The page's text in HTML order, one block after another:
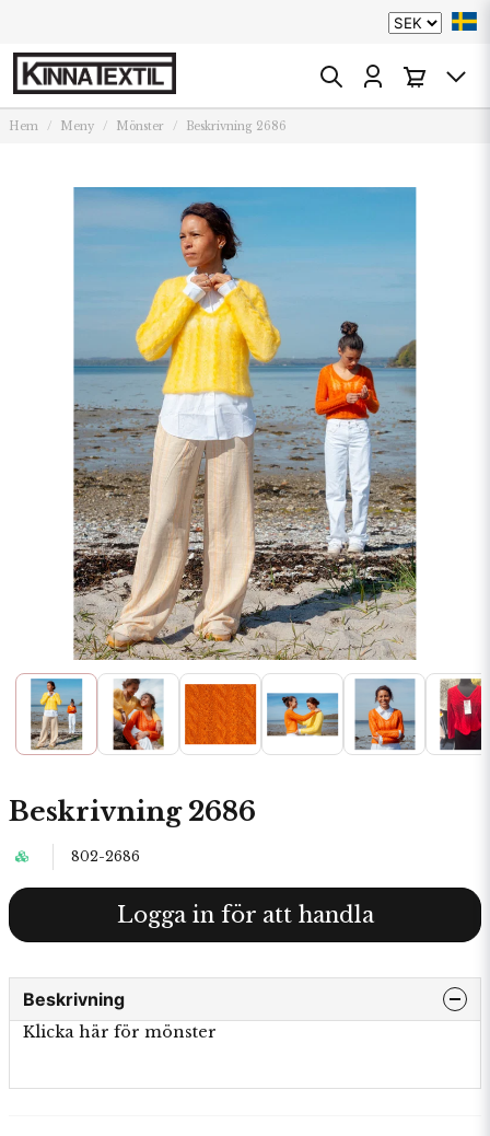
Hem Meny Mönster Beskrivning 2686
Beskrivning 2686
802-2686
Logga in för att handla
Beskrivning
Klicka här för mönster